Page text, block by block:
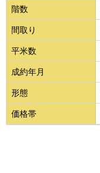
階数
間取り
平米数
成約年月
形態
価格帯